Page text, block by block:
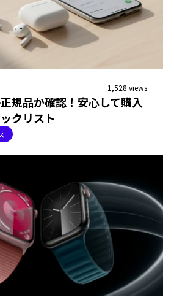
1,528 views
規品か確認！安心して購入
クリスト